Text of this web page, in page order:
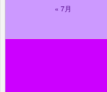
« 7月